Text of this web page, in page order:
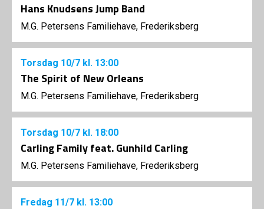
Hans Knudsens Jump Band
M.G. Petersens Familiehave, Frederiksberg
Torsdag 10/7 kl. 13:00
The Spirit of New Orleans
M.G. Petersens Familiehave, Frederiksberg
Torsdag 10/7 kl. 18:00
Carling Family feat. Gunhild Carling
M.G. Petersens Familiehave, Frederiksberg
Fredag 11/7 kl. 13:00